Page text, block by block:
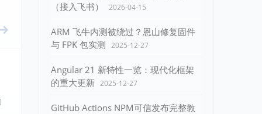
（接入飞书）
2026-04-15
ARM 飞牛内测被绕过？恩山修复固件
与 FPK 包实测 2025-12-27
Angular 21 新特性一览：现代化框架
的重大更新 2025-12-27
GitHub Actions NPM可信发布完整教